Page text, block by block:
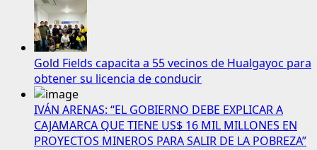
Gold Fields capacita a 55 vecinos de Hualgayoc para
obtener su licencia de conducir
IVÁN ARENAS: “EL GOBIERNO DEBE EXPLICAR A
CAJAMARCA QUE TIENE US$ 16 MIL MILLONES EN
PROYECTOS MINEROS PARA SALIR DE LA POBREZA”